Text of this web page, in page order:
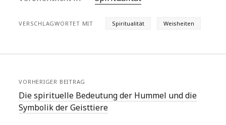
VERSCHLAGWORTET MIT Spiritualität Weisheiten
VORHERIGER BEITRAG
Die spirituelle Bedeutung der Hummel und die
Symbolik der Geisttiere